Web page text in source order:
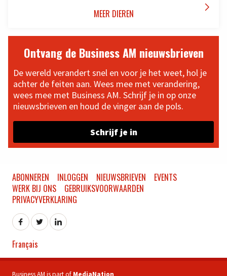
MEER DIEREN 
Ontvang de Business AM nieuwsbrieven
De wereld verandert snel en voor je het weet, hol je
achter de feiten aan. Wees mee met verandering,
wees mee met Business AM. Schrijf je in op onze
nieuwsbrieven en houd de vinger aan de pols.
Schrijf je in
ABONNEREN INLOGGEN NIEUWSBRIEVEN
EVENTS
WERK BIJ ONS
GEBRUIKSVOORWAARDEN
PRIVACYVERKLARING
Français
Business AM is part of MediaNation